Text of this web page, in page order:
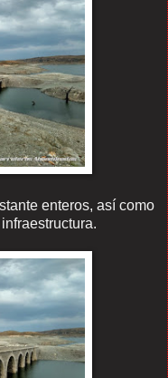
enteros, así como